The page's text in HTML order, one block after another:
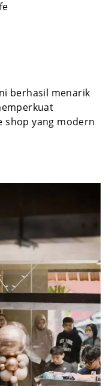
berhasil menarik
shop yang modern